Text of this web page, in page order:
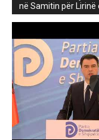
në Samitin për Lirinë